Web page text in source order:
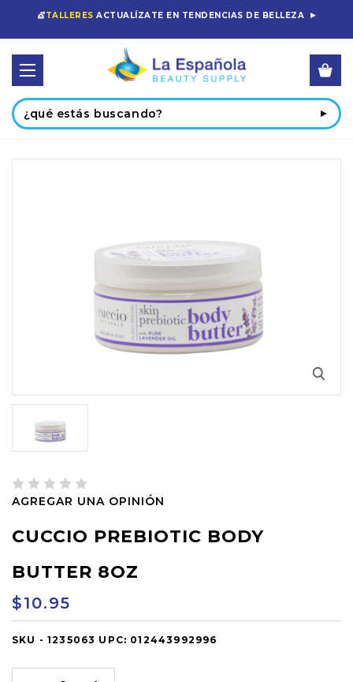
💇TALLERES ACTUALÍZATE EN TENDENCIAS DE BELLEZA
Buscar
AGREGAR UNA OPINIÓN
CUCCIO PREBIOTIC BODY
BUTTER 8OZ
$10.95
OUT
SKU - 1235063 UPC: 012443992996